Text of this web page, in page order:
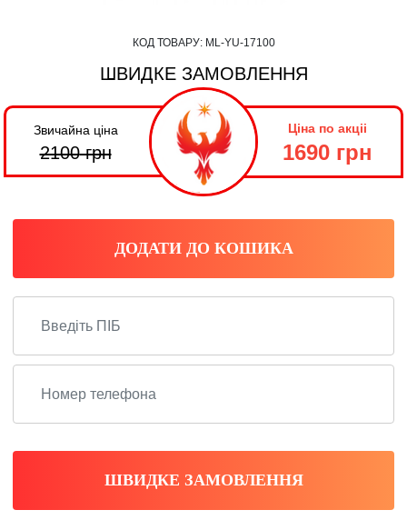
КОД ТОВАРУ: ML-YU-17100
ШВИДКЕ ЗАМОВЛЕННЯ
Звичайна ціна
2100грн
Ціна по акціі
1690 грн
ДОДАТИ ДО КОШИКА
ШВИДКЕ ЗАМОВЛЕННЯ